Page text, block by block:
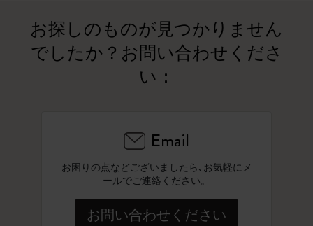
お探しのものが見つかりません
でしたか？お問い合わせくださ
い：
Email
お困りの点などございましたら､お気軽にメ
ールでご連絡ください。
お問い合わせください